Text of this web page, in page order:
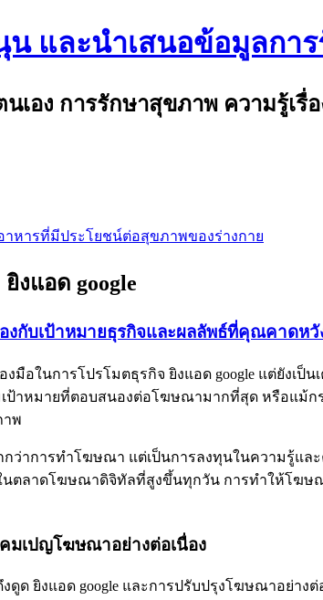
น และนำเสนอข้อมูลก
เอง การรักษาสุขภาพ ความรู้เ
าหารที่มีประโยชน์ต่อสุขภาพของร่างกาย
ยิงแอด google
งกับเป้าหมายธุรกิจและผลลัพธ์ที่คุณคาดหวั
องมือในการโปรโมตธุรกิจ ยิงแอด google แต่ยัง
ป้าหมายที่ตอบสนองต่อโฆษณามากที่สุด หรือแม้ก
าพ
กว่าการทำโฆษณา แต่เป็นการลงทุนในความรู้แล
นตลาดโฆษณาดิจิทัลที่สูงขึ้นทุกวัน การทำให้โฆษ
มเปญโฆษณาอย่างต่อเนื่อง
ด ยิงแอด google และการปรับปรุงโฆษณาอย่า